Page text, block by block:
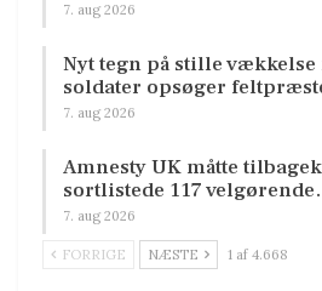
7. aug 2026
Nyt tegn på stille vækkelse
soldater opsøger
7. aug 2026
Amnesty UK måtte
sortlistede 117
7. aug 2026
FORRIGE NÆSTE 1 af 4.668